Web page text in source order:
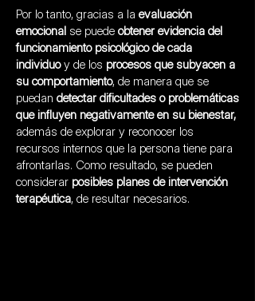
Por lo tanto, gracias a la evaluación
emocional se puede obtener evidencia del
funcionamiento psicológico de cada
individuoy de los procesos que subyacen a
su comportamiento, de manera que se
puedan detectar dificultades o problemáticas
que influyen negativamente en su bienestar,
además de explorar y reconocer los
recursos internos que la persona tiene para
afrontarlas. Como resultado, se pueden
considerar posibles planes de intervención
terapéutica, de resultar necesarios.